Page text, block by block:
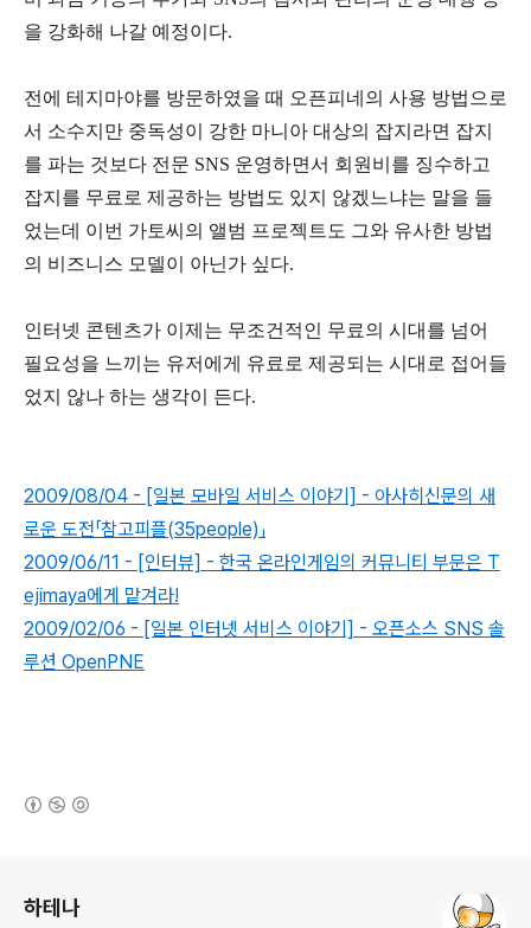
을 강화해 나갈 예정이다.
전에 테지마야를 방문하였을 때 오픈피네의 사용 방법으로
서 소수지만 중독성이 강한 마니아 대상의 잡지라면 잡지
를 파는 것보다 전문 SNS 운영하면서 회원비를 징수하고
잡지를 무료로 제공하는 방법도 있지 않겠느냐는 말을 들
었는데 이번 가토씨의 앨범 프로젝트도 그와 유사한 방법
의 비즈니스 모델이 아닌가 싶다.
인터넷 콘텐츠가 이제는 무조건적인 무료의 시대를 넘어
필요성을 느끼는 유저에게 유료로 제공되는 시대로 접어들
었지 않나 하는 생각이 든다.
2009/08/04 - [일본 모바일 서비스 이야기] - 아사히신문의 새
로운 도전「참고피플(35people)」
2009/06/11 - [인터뷰] - 한국 온라인게임의 커뮤니티 부문은 T
ejimaya에게 맡겨라!
2009/02/06 - [일본 인터넷 서비스 이야기] - 오픈소스 SNS 솔
루션 OpenPNE
하테나